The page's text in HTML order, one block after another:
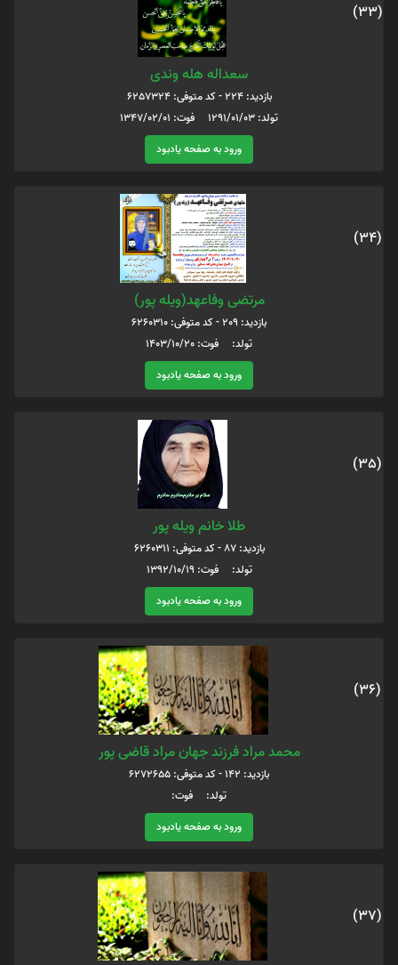
(33)
سعداله هله وندی
بازدید: 224 - کد متوفی: 6257324
تولد: 1291/01/03 فوت: 1347/02/01
ورود به صفحه یادبود
(34)
مرتضی وفاعهد(ویله پور)
بازدید: 209 - کد متوفی: 6260310
تولد: فوت: 1403/10/20
ورود به صفحه یادبود
(35)
طلا خانم ویله پور
بازدید: 87 - کد متوفی: 6260311
تولد: فوت: 1392/10/19
ورود به صفحه یادبود
(36)
محمد مراد فرزند جهان مراد قاضی پور
بازدید: 142 - کد متوفی: 6272655
تولد: فوت:
ورود به صفحه یادبود
(37)